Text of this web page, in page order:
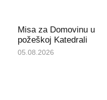
Misa za Domovinu u
požeškoj Katedrali
05.08.2026